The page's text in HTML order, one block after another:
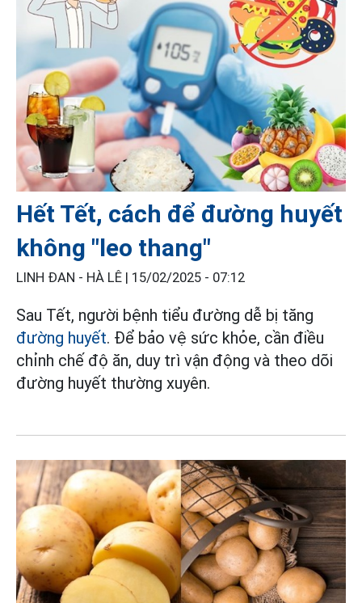
Hết Tết, cách để đường huyết
không "leo thang"
LINH ĐAN - HÀ LÊ | 15/02/2025 - 07:12
Sau Tết, người bệnh tiểu đường dễ bị tăng
đường huyết. Để bảo vệ sức khỏe, cần điều
chỉnh chế độ ăn, duy trì vận động và theo dõi
đường huyết thường xuyên.